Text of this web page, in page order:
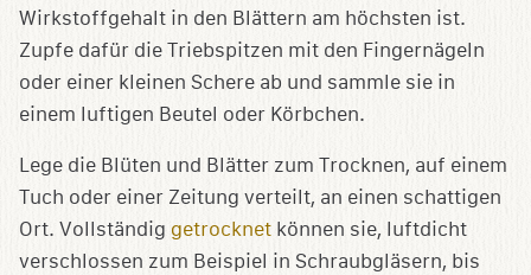
Wirkstoffgehalt in den Blättern am höchsten ist.
Zupfe dafür die Triebspitzen mit den Fingernägeln
oder einer kleinen Schere ab und sammle sie in
einem luftigen Beutel oder Körbchen.
Lege die Blüten und Blätter zum Trocknen, auf einem
Tuch oder einer Zeitung verteilt, an einen schattigen
Ort. Vollständig getrocknet können sie, luftdicht
verschlossen zum Beispiel in Schraubgläsern, bis